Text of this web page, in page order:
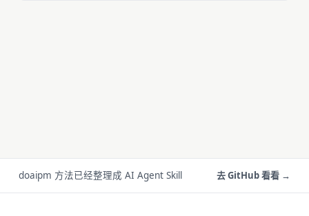
doaipm 方法已经整理成 AI Agent Skill 去 GitHub 看看 →